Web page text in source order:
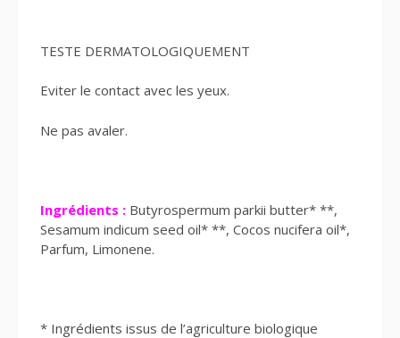
TESTE DERMATOLOGIQUEMENT
Eviter le contact avec les yeux.
Ne pas avaler.
Ingrédients : Butyrospermum parkii butter* **,
Sesamum indicum seed oil* **, Cocos nucifera oil*,
Parfum, Limonene.
* Ingrédients issus de l’agriculture biologique